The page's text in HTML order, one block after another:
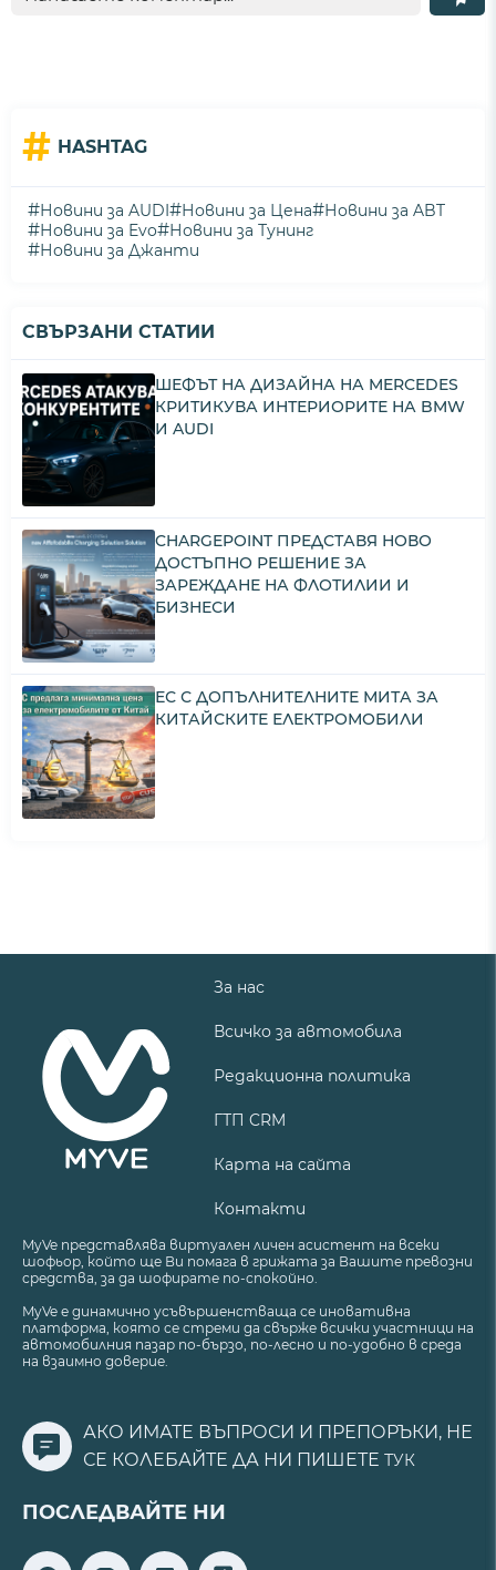
# HASHTAG
#Новини за AUDI#Новини за Цена#Новини за ABT
#Новини за Evo#Новини за Тунинг
#Новини за Джанти
СВЪРЗАНИ СТАТИИ
ШЕФЪТ НА ДИЗАЙНА НА MERCEDES
КРИТИКУВА ИНТЕРИОРИТЕ НА BMW
И AUDI
CHARGEPOINT ПРЕДСТАВЯ НОВО
ДОСТЪПНО РЕШЕНИЕ ЗА
ЗАРЕЖДАНЕ НА ФЛОТИЛИИ И
БИЗНЕСИ
ЕС С ДОПЪЛНИТЕЛНИТЕ МИТА ЗА
КИТАЙСКИТЕ ЕЛЕКТРОМОБИЛИ
За нас
Всичко за автомобила
Редакционна политика
ГТП CRM
Карта на сайта
Контакти
MyVe представлява виртуален личен асистент на всеки
шофьор, който ще Ви помага в грижата за Вашите превозни
средства, за да шофирате по-спокойно.
MyVe е динамично усъвършенстваща се иновативна
платформа, която се стреми да свърже всички участници на
автомобилния пазар по-бързо, по-лесно и по-удобно в среда
на взаимно доверие.
АКО ИМАТЕ ВЪПРОСИ И ПРЕПОРЪКИ, НЕ
СЕ КОЛЕБАЙТЕ ДА НИ ПИШЕТЕ ТУК
ПОСЛЕДВАЙТЕ НИ